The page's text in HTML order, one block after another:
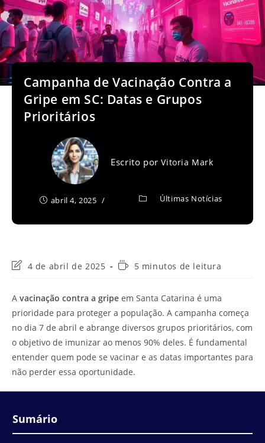
Campanha de Vacinação Contra a
Gripe em SC: Datas e Grupos
Prioritários
Escrito porVitoria Mark
abril 4, 2025 Últimas Notícias
Última
post:
4 de abril de 2025
Tempo5 minutos de leitura
A vacinação contra a gripe em Santa Catarina é uma
prioridade para proteger a população. A campanha começa
no dia 7 de abril e abrange diversos grupos prioritários, com
o objetivo de imunizar ao menos 90% deles. É fundamental
entender quem pode se vacinar e as datas importantes para
não perder essa oportunidade.
Sumário